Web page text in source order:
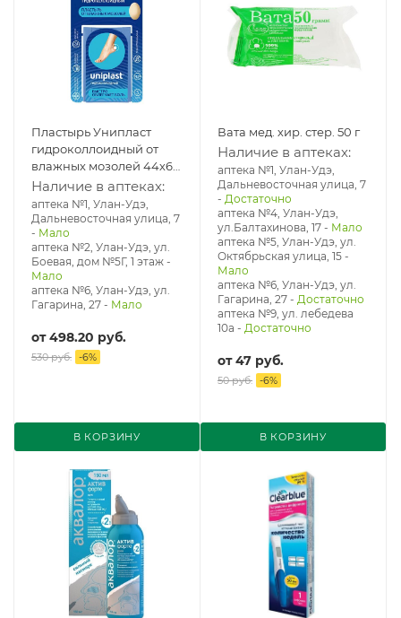
Пластырь Унипласт
гидроколлоидный от
влажных мозолей 44х69
мм №5
Наличие в аптеках:
аптека №1, Улан-Удэ,
Дальневосточная улица, 7
- Мало
аптека №2, Улан-Удэ, ул.
Боевая, дом №5Г, 1 этаж -
Мало
аптека №6, Улан-Удэ, ул.
Гагарина, 27 - Мало
от498.20 руб.
530 руб. -6%
В КОРЗИНУ
Вата мед. хир. стер. 50 г
Наличие в аптеках:
аптека №1, Улан-Удэ,
Дальневосточная улица, 7
- Достаточно
аптека №4, Улан-Удэ,
ул.Балтахинова, 17 - Мало
аптека №5, Улан-Удэ, ул. ​
Октябрьская улица, 15 -
Мало
аптека №6, Улан-Удэ, ул.
Гагарина, 27 - Достаточно
аптека №9, ул. лебедева
10а - Достаточно
от47 руб.
50 руб. -6%
В КОРЗИНУ